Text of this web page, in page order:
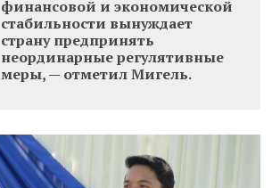
финансовой и экономической
стабильности вынуждает
страну предпринять
неординарные регулятивные
меры, — отметил Мигель.